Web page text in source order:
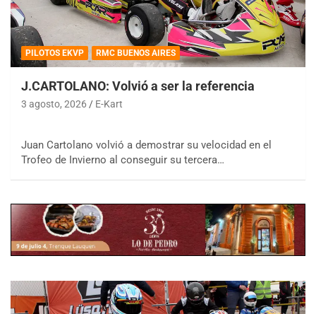
PILOTOS EKVP RMC BUENOS AIRES
J.CARTOLANO: Volvió a ser la referencia
3 agosto, 2026 E-Kart
Juan Cartolano volvió a demostrar su velocidad en el
Trofeo de Invierno al conseguir su tercera…